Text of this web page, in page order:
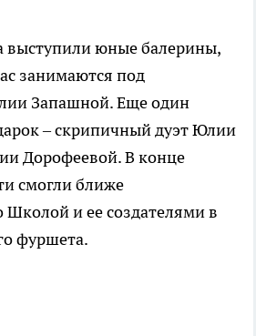
выступили юные балерины,
занимаются под
Запашной. Еще один
– скрипичный дуэт Юлии
Дорофеевой. В конце
смогли ближе
Школой и ее создателями в
фуршета.